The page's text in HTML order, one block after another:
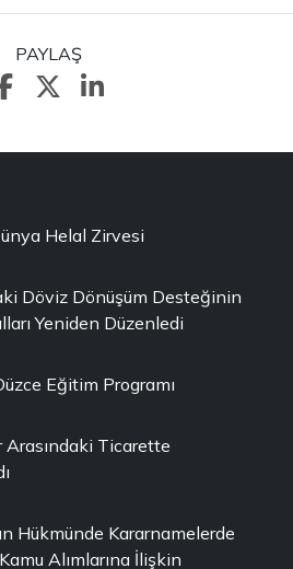
PAYLAŞ
Helal Zirvesi
Döviz Dönüşüm Desteğinin
Yeniden Düzenledi
Eğitim Programı
Ticarette
Hükmünde Kararnamelerde
Alımlarına İlişkin